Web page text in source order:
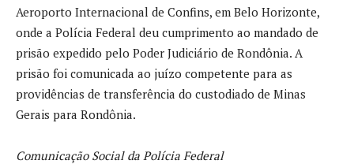
Aeroporto Internacional de Confins, em Belo Horizonte,
onde a Polícia Federal deu cumprimento ao mandado de
prisão expedido pelo Poder Judiciário de Rondônia. A
prisão foi comunicada ao juízo competente para as
providências de transferência do custodiado de Minas
Gerais para Rondônia.
Comunicação Social da Polícia Federal